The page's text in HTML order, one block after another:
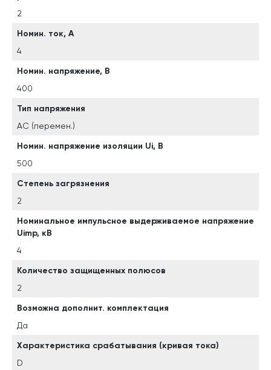
2
Номин. ток, А
4
Номин. напряжение, В
400
Тип напряжения
AC (перемен.)
Номин. напряжение изоляции Ui, В
500
Степень загрязнения
2
Номинальное импульсное выдерживаемое напряжение
Uimp, кВ
4
Количество защищенных полюсов
2
Возможна дополнит. комплектация
Да
Характеристика срабатывания (кривая тока)
D